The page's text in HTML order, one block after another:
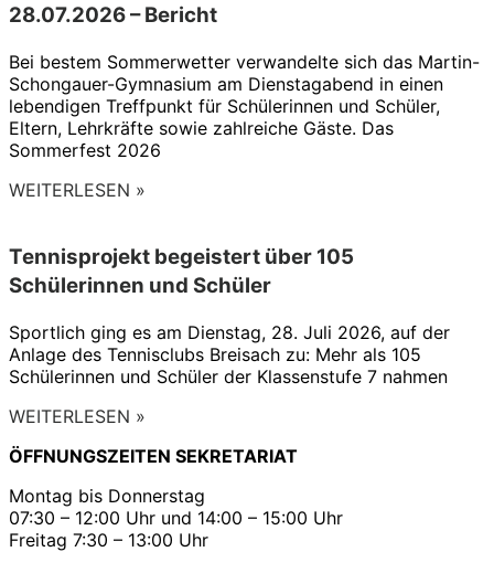
28.07.2026 – Bericht
Bei bestem Sommerwetter verwandelte sich das Martin-
Schongauer-Gymnasium am Dienstagabend in einen
lebendigen Treffpunkt für Schülerinnen und Schüler,
Eltern, Lehrkräfte sowie zahlreiche Gäste. Das
Sommerfest 2026
WEITERLESEN »
Tennisprojekt begeistert über 105
Schülerinnen und Schüler
Sportlich ging es am Dienstag, 28. Juli 2026, auf der
Anlage des Tennisclubs Breisach zu: Mehr als 105
Schülerinnen und Schüler der Klassenstufe 7 nahmen
WEITERLESEN »
ÖFFNUNGSZEITEN SEKRETARIAT
Montag bis Donnerstag
07:30 – 12:00 Uhr und 14:00 – 15:00 Uhr
Freitag 7:30 – 13:00 Uhr